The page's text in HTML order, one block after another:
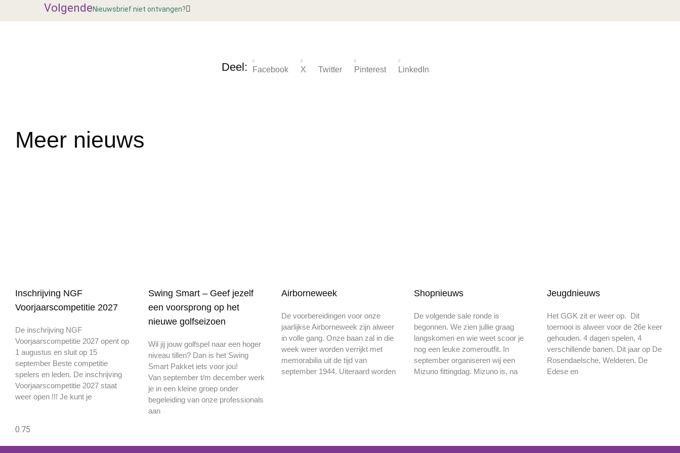
VolgendeNieuwsbrief niet ontvangen?
Deel: Facebook X Twitter Pinterest LinkedIn
Meer nieuws
Inschrijving NGF
Voorjaarscompetitie 2027
De inschrijving NGF
Voorjaarscompetitie 2027 opent op
1 augustus en sluit op 15
september Beste competitie
spelers en leden. De inschrijving
Voorjaarscompetitie 2027 staat
weer open !!! Je kunt je
Swing Smart – Geef jezelf
een voorsprong op het
nieuwe golfseizoen
Wil jij jouw golfspel naar een hoger
niveau tillen? Dan is het Swing
Smart Pakket iets voor jou!
Van september t/m december werk
je in een kleine groep onder
begeleiding van onze professionals
aan
Airborneweek
De voorbereidingen voor onze
jaarlijkse Airborneweek zijn alweer
in volle gang. Onze baan zal in die
week weer worden verrijkt met
memorabilia uit de tijd van
september 1944. Uiteraard worden
Shopnieuws
De volgende sale ronde is
begonnen. We zien jullie graag
langskomen en wie weet scoor je
nog een leuke zomeroutfit. In
september organiseren wij een
Mizuno fittingdag. Mizuno is, na
Jeugdnieuws
Het GGK zit er weer op. Dit
toernooi is alweer voor de 26e keer
gehouden. 4 dagen spelen, 4
verschillende banen. Dit jaar op De
Rosendaelsche, Welderen, De
Edese en